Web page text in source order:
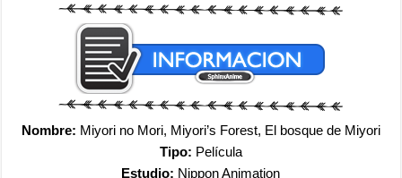
Nombre: Miyori no Mori, Miyori’s Forest, El bosque de Miyori
Tipo: Película
Estudio: Nippon Animation